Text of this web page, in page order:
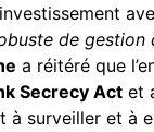
de gestion
a réitéré que
Secrecy Act et
à surveiller et à